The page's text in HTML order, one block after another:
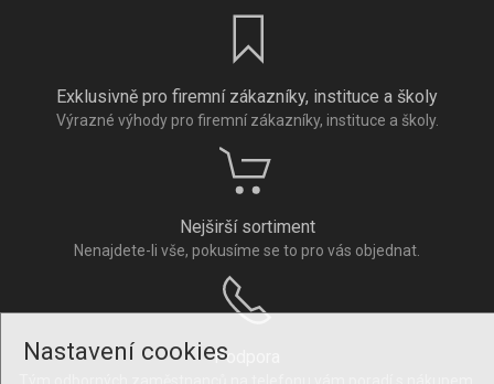
Nastavení cookies
Exklusivně pro firemní zákazníky, instituce a školy
Výrazné výhody pro firemní zákazníky, instituce a školy.
Nejširší sortiment
Nenajdete-li vše, pokusíme se to pro vás objednat.
Podpora